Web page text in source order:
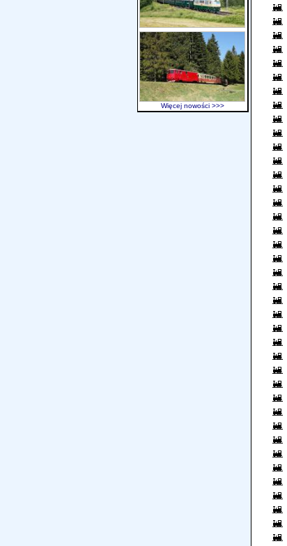
Więcej nowości >>>